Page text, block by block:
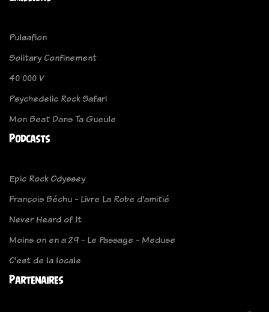
Pulsafion
Solitary Confinement
40 000 V
Psychedelic Rock Safari
Mon Beat Dans Ta Gueule
Podcasts
Epic Rock Odyssey
François Béchu - Livre La Robe d'amitié
Never Heard of It
Moins on en a 29 - Le Passage - Meduse
C'est de la locale
Partenaires